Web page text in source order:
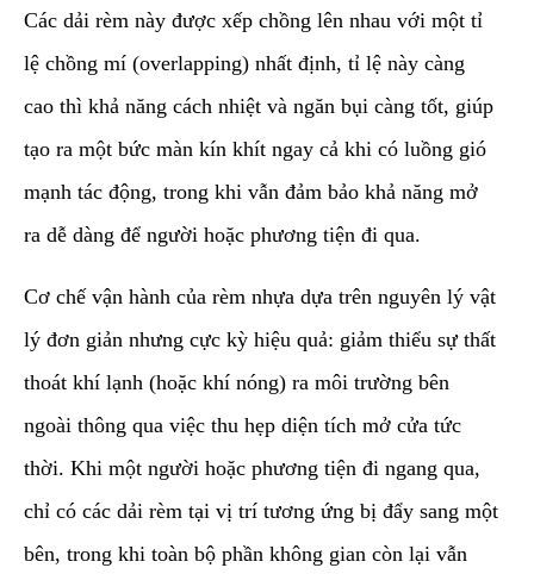
Các dải rèm này được xếp chồng lên nhau với một tỉ
lệ chồng mí (overlapping) nhất định, tỉ lệ này càng
cao thì khả năng cách nhiệt và ngăn bụi càng tốt, giúp
tạo ra một bức màn kín khít ngay cả khi có luồng gió
mạnh tác động, trong khi vẫn đảm bảo khả năng mở
ra dễ dàng để người hoặc phương tiện đi qua.
​Cơ chế vận hành của rèm nhựa dựa trên nguyên lý vật
lý đơn giản nhưng cực kỳ hiệu quả: giảm thiểu sự thất
thoát khí lạnh (hoặc khí nóng) ra môi trường bên
ngoài thông qua việc thu hẹp diện tích mở cửa tức
thời. Khi một người hoặc phương tiện đi ngang qua,
chỉ có các dải rèm tại vị trí tương ứng bị đẩy sang một
bên, trong khi toàn bộ phần không gian còn lại vẫn